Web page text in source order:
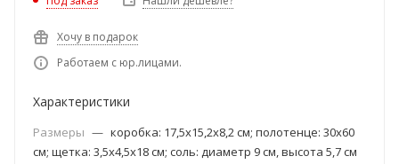
Хочу в подарок
Работаем с юр.лицами.
Характеристики
Размеры — коробка: 17,5х15,2х8,2 см; полотенце: 30х60
см; щетка: 3,5х4,5х18 см; соль: диаметр 9 см, высота 5,7 см